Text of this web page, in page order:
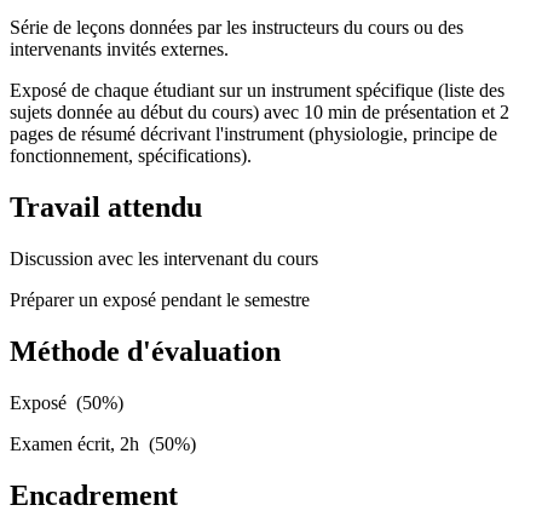
Série de leçons données par les instructeurs du cours ou des
intervenants invités externes.
Exposé de chaque étudiant sur un instrument spécifique (liste des
sujets donnée au début du cours) avec 10 min de présentation et 2
pages de résumé décrivant l'instrument (physiologie, principe de
fonctionnement, spécifications).
Travail attendu
Discussion avec les intervenant du cours
Préparer un exposé pendant le semestre
Méthode d'évaluation
Exposé (50%)
Examen écrit, 2h (50%)
Encadrement